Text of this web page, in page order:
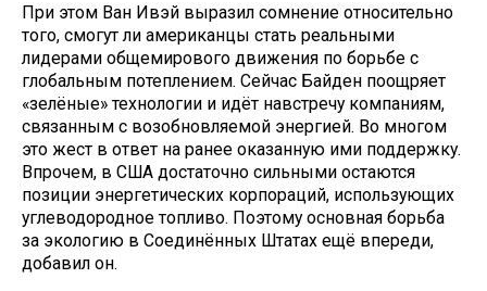
При этом Ван Ивэй выразил сомнение относительно
того, смогут ли американцы стать реальными
лидерами общемирового движения по борьбе с
глобальным потеплением. Сейчас Байден поощряет
«зелёные» технологии и идёт навстречу компаниям,
связанным с возобновляемой энергией. Во многом
это жест в ответ на ранее оказанную ими поддержку.
Впрочем, в США достаточно сильными остаются
позиции энергетических корпораций, использующих
углеводородное топливо. Поэтому основная борьба
за экологию в Соединённых Штатах ещё впереди,
добавил он.